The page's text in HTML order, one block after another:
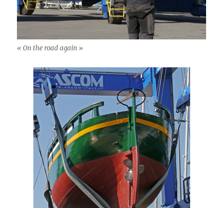
« On the road again »